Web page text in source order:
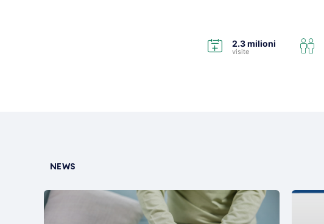
2.3 milioni
visite
NEWS